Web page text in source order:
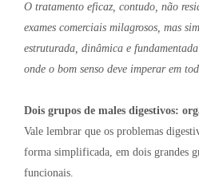
O tratamento eficaz, contudo, não
exames comerciais milagrosos, mas
estruturada, dinâmica e
onde o bom senso deve imperar em
Dois grupos de males digestivos:
Vale lembrar que os problemas
forma simplificada, em dois grandes
funcionais.